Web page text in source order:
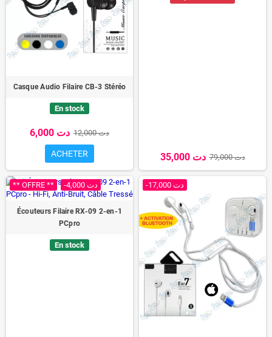
Casque Audio Filaire CB-3 Stéréo
En stock
6,000 دت 12,000 دت
ACHETER 35,000 دت 79,000 دت
** OFFRE ** -4,000 دت
Écouteurs Filaire RX-09 2-en-1
PCpro
En stock
-17,000 دت